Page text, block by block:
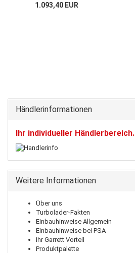
059145702T
1.093,40 EUR
Händlerinformationen
Ihr individueller Händlerbereich.
Weitere Informationen
Über uns
Turbolader-Fakten
Einbauhinweise Allgemein
Einbauhinweise bei PSA
Ihr Garrett Vorteil
Produktpalette